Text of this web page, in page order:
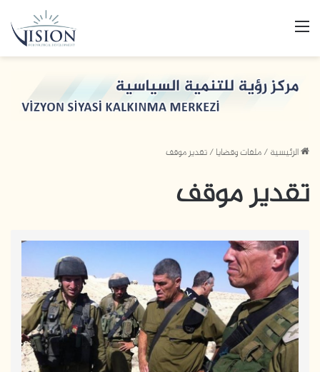
الرئيسية/ملفات وقضايا/تقدير موقف
تقدير موقف